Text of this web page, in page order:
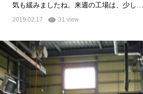
気も緩みましたね。来週の工場は、少し…
2019.02.17 31 view